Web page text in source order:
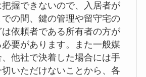
握できないので、入居者が
の間、鍵の管理や留守宅の
依頼者である所有者の方が
要があります。また一般媒
他社で決着した場合には手
いただけないことから、各